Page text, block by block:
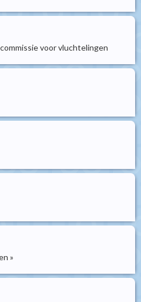
voor vluchtelingen
»